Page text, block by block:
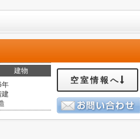
建物
年
建
空室情報へ